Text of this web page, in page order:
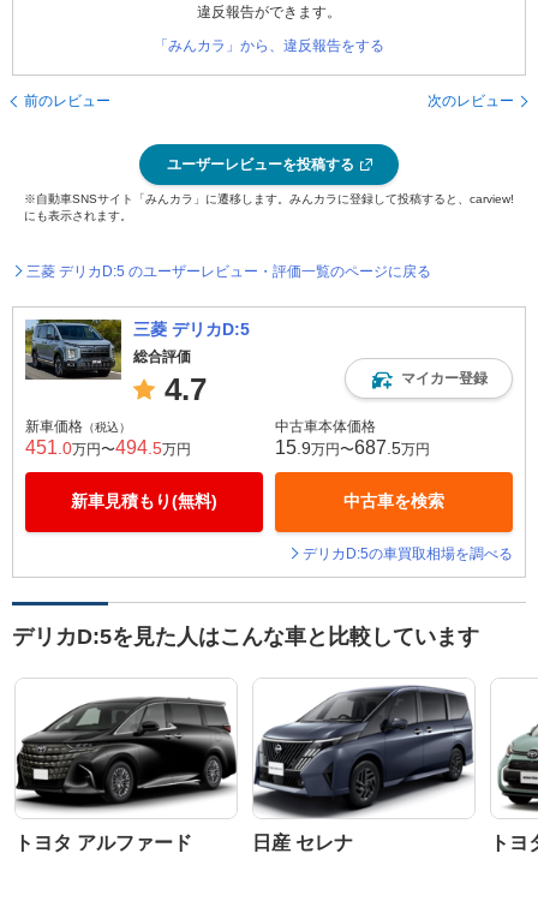
違反報告ができます。
「みんカラ」から、違反報告をする
前のレビュー 次のレビュー
ユーザーレビューを投稿する
※自動車SNSサイト「みんカラ」に遷移します。みんカラに登録して投稿すると、carview!
にも表示されます。
三菱 デリカD:5 のユーザーレビュー・評価一覧のページに戻る
三菱 デリカD:5
総合評価
4.7 マイカー登録
新車価格 （税込）
451 .0万円〜494 .5万円
新車見積もり(無料)
中古車本体価格
15 .9万円〜687 .5万円
中古車を検索
デリカD:5の車買取相場を調べる
デリカD:5を見た人はこんな車と比較しています
トヨタ アルファード 日産 セレナ ト